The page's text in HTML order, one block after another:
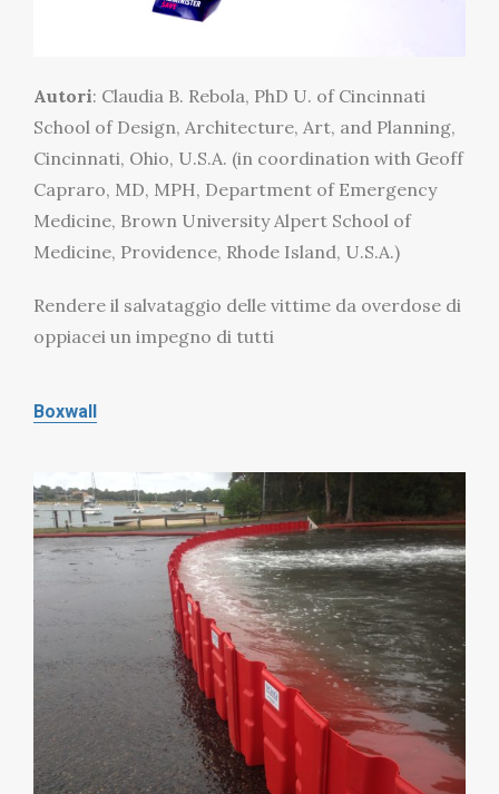
Autori: Claudia B. Rebola, PhD U. of Cincinnati
School of Design, Architecture, Art, and Planning,
Cincinnati, Ohio, U.S.A. (in coordination with Geoff
Capraro, MD, MPH, Department of Emergency
Medicine, Brown University Alpert School of
Medicine, Providence, Rhode Island, U.S.A.)
Rendere il salvataggio delle vittime da overdose di
oppiacei un impegno di tutti
Boxwall